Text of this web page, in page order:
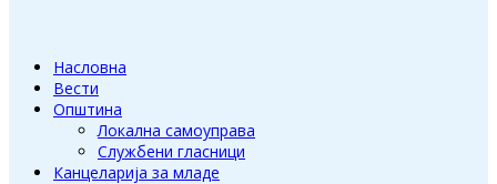
Насловна
Вести
Општина
Локална самоуправа
Службени гласници
Канцеларија за младе